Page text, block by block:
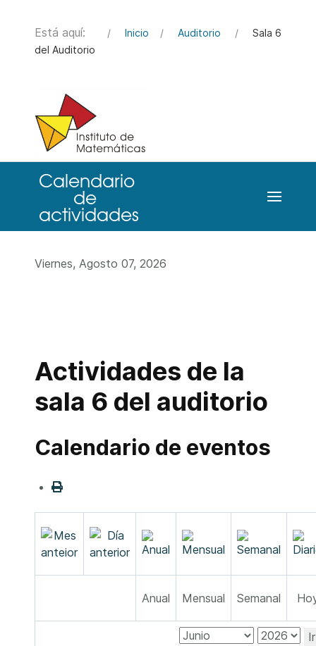
Está aquí: Inicio Auditorio
Sala 6
del Auditorio
Viernes, Agosto 07, 2026
Actividades de la
sala 6 del auditorio
Calendario de eventos
Anual Mensual Semanal